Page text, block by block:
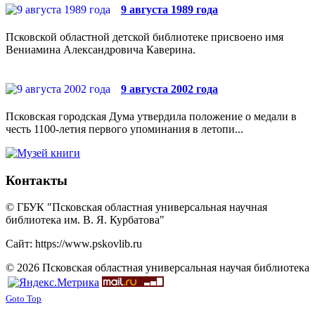
9 августа 1989 года
Псковской областной детской библиотеке присвоено имя
Вениамина Александровича Каверина.
9 августа 2002 года
Псковская городская Дума утвердила положение о медали в
честь 1100-летия первого упоминания в летопи...
Контакты
© ГБУК "Псковская областная универсальная научная
библиотека им. В. Я. Курбатова"
Сайт: https://www.pskovlib.ru
© 2026 Псковская областная универсальная научая библиотека
Goto Top